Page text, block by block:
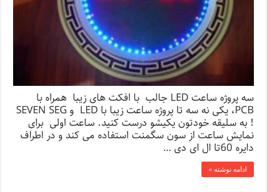
سه پروژه ساعت LED جالب با افکت های زیبا همراه با
PCB، یکی نه سه تا پروژه ساعت زیبا با LED و SEVEN SEG
! به سلیقه خودتون یکیشو درست کنید. ساعت اولی برای
نمایش ساعت از سون سگمنت استفاده می کند و در اطراف
دایره 60تا ال ای دی …
ادامه نوشته »